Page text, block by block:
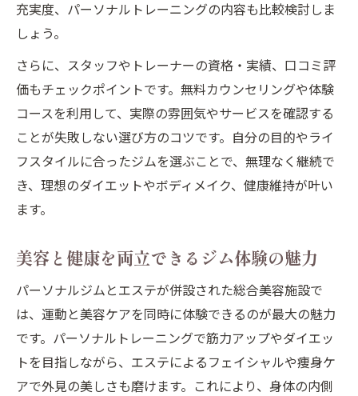
パーソナルジムで叶う美肌とダイエットの
ダイエットも美肌ケアも叶う堺市の新提案
パーソナルジム利用で効率的なダイエット
を実現
美肌ケアとダイエットが同時に叶う新しい
選択肢
堺市で注目のパーソナルトレーニング活用
を解説
ダイエット成功者が語るジムとエステの体
験談
充実度、パーソナルトレーニングの内容も比較検討しま
しょう。
さらに、スタッフやトレーナーの資格・実績、口コミ評
価もチェックポイントです。無料カウンセリングや体験
コースを利用して、実際の雰囲気やサービスを確認する
ことが失敗しない選び方のコツです。自分の目的やライ
フスタイルに合ったジムを選ぶことで、無理なく継続で
き、理想のダイエットやボディメイク、健康維持が叶い
ます。
美容と健康を両立できるジム体験の魅力
パーソナルジムとエステが併設された総合美容施設で
は、運動と美容ケアを同時に体験できるのが最大の魅力
です。パーソナルトレーニングで筋力アップやダイエッ
トを目指しながら、エステによるフェイシャルや痩身ケ
アで外見の美しさも磨けます。これにより、身体の内側